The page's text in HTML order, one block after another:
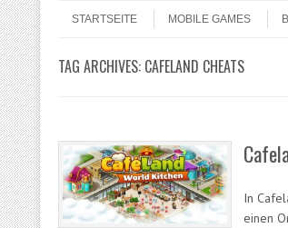
Menu
STARTSEITE
MOBILE GAMES
TAG ARCHIVES: CAFELAND CHEATS
In
einen